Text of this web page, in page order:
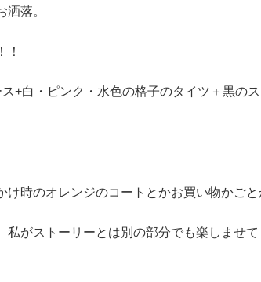
落。
！
+白・ピンク・水色の格子のタイツ＋黒の
け時のオレンジのコートとかお買い物かごと
私がストーリーとは別の部分でも楽しませ